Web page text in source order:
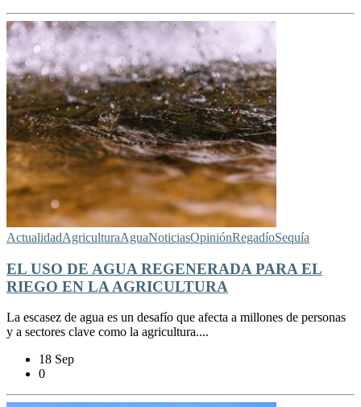
ActualidadAgriculturaAguaNoticiasOpiniónRegadíoSequía
EL USO DE AGUA REGENERADA PARA EL
RIEGO EN LA AGRICULTURA
La escasez de agua es un desafío que afecta a millones de personas
y a sectores clave como la agricultura....
18 Sep
0